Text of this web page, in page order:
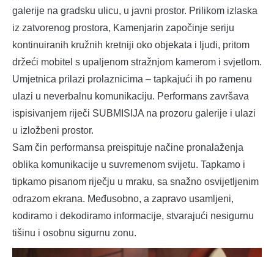
galerije na gradsku ulicu, u javni prostor. Prilikom izlaska
iz zatvorenog prostora, Kamenjarin započinje seriju
kontinuiranih kružnih kretniji oko objekata i ljudi, pritom
držeći mobitel s upaljenom stražnjom kamerom i svjetlom.
Umjetnica prilazi prolaznicima – tapkajući ih po ramenu
ulazi u neverbalnu komunikaciju. Performans završava
ispisivanjem riječi SUBMISIJA na prozoru galerije i ulazi
u izložbeni prostor.
Sam čin performansa preispituje načine pronalaženja
oblika komunikacije u suvremenom svijetu. Tapkamo i
tipkamo pisanom riječju u mraku, sa snažno osvijetljenim
odrazom ekrana. Međusobno, a zapravo usamljeni,
kodiramo i dekodiramo informacije, stvarajući nesigurnu
tišinu i osobnu sigurnu zonu.